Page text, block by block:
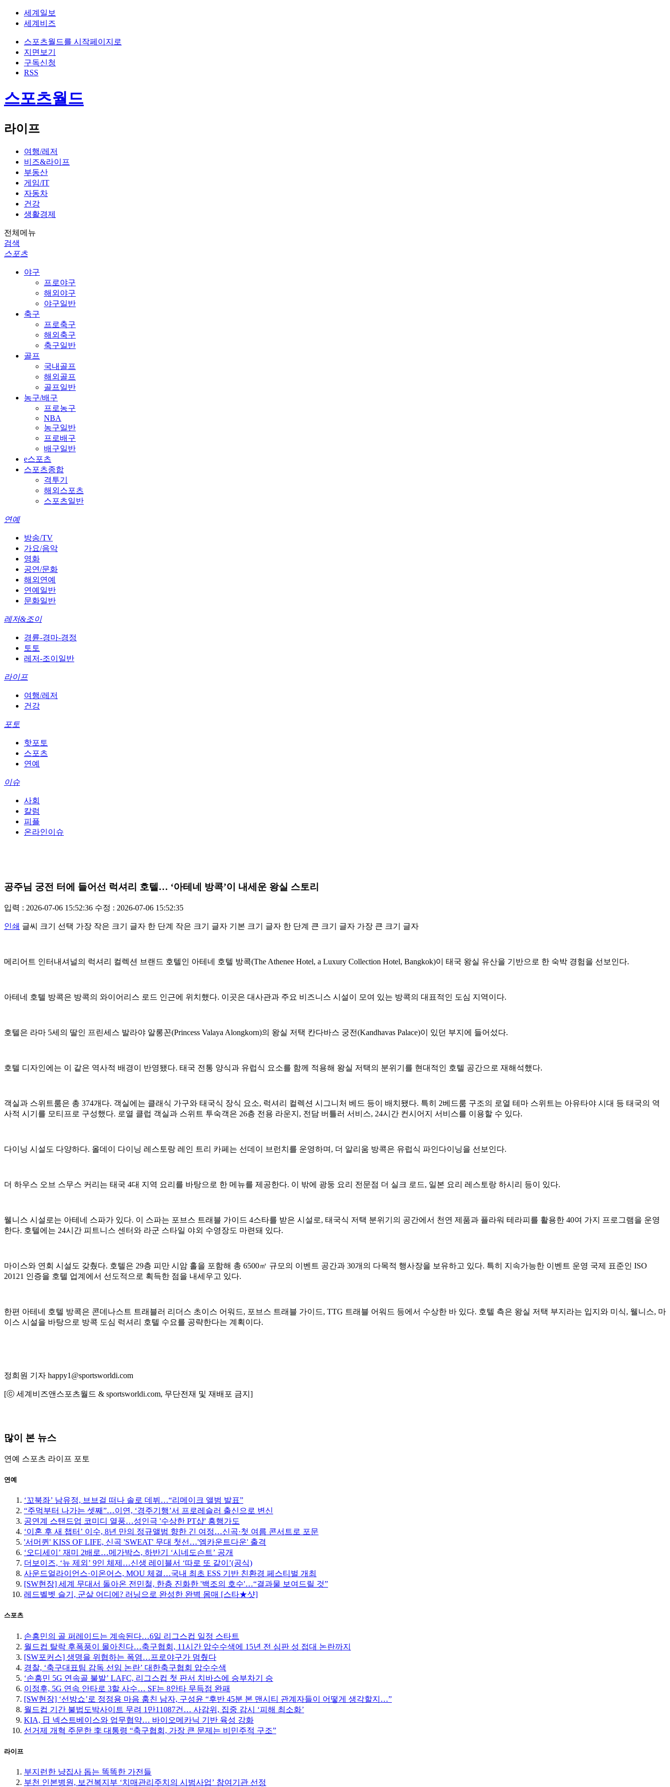
세계일보
세계비즈
스포츠월드를 시작페이지로
지면보기
구독신청
RSS
스포츠월드
라이프
여행/레저
비즈&라이프
부동산
게임/IT
자동차
건강
생활경제
전체메뉴
검색
스포츠
야구
프로야구
해외야구
야구일반
축구
프로축구
해외축구
축구일반
골프
국내골프
해외골프
골프일반
농구/배구
프로농구
NBA
농구일반
프로배구
배구일반
e스포츠
스포츠종합
격투기
해외스포츠
스포츠일반
연예
방송/TV
가요/음악
영화
공연/문화
해외연예
연예일반
문화일반
레저&조이
경륜-경마-경정
토토
레저-조이일반
라이프
여행/레저
건강
포토
핫포토
스포츠
연예
이슈
사회
칼럼
피플
온라인이슈
공주님 궁전 터에 들어선 럭셔리 호텔… ‘아테네 방콕’이 내세운 왕실 스토리
입력 : 2026-07-06 15:52:36 수정 : 2026-07-06 15:52:35
인쇄 글씨 크기 선택 가장 작은 크기 글자 한 단계 작은 크기 글자 기본 크기 글자 한 단계 큰 크기 글자 가장 큰 크기 글자
메리어트 인터내셔널의 럭셔리 컬렉션 브랜드 호텔인 아테네 호텔 방콕(The Athenee Hotel, a Luxury Collection Hotel, Bangkok)이 태국 왕실 유산을 기반으로 한 숙박 경험을 선보인다.
아테네 호텔 방콕은 방콕의 와이어리스 로드 인근에 위치했다. 이곳은 대사관과 주요 비즈니스 시설이 모여 있는 방콕의 대표적인 도심 지역이다.
호텔은 라마 5세의 딸인 프린세스 발라야 알롱꼰(Princess Valaya Alongkorn)의 왕실 저택 칸다바스 궁전(Kandhavas Palace)이 있던 부지에 들어섰다.
호텔 디자인에는 이 같은 역사적 배경이 반영됐다. 태국 전통 양식과 유럽식 요소를 함께 적용해 왕실 저택의 분위기를 현대적인 호텔 공간으로 재해석했다.
객실과 스위트룸은 총 374개다. 객실에는 클래식 가구와 태국식 장식 요소, 럭셔리 컬렉션 시그니처 베드 등이 배치됐다. 특히 2베드룸 구조의 로열 테마 스위트는 아유타야 시대 등 태국의 역
사적 시기를 모티프로 구성했다. 로열 클럽 객실과 스위트 투숙객은 26층 전용 라운지, 전담 버틀러 서비스, 24시간 컨시어지 서비스를 이용할 수 있다.
다이닝 시설도 다양하다. 올데이 다이닝 레스토랑 레인 트리 카페는 선데이 브런치를 운영하며, 더 알리움 방콕은 유럽식 파인다이닝을 선보인다.
더 하우스 오브 스무스 커리는 태국 4대 지역 요리를 바탕으로 한 메뉴를 제공한다. 이 밖에 광둥 요리 전문점 더 실크 로드, 일본 요리 레스토랑 하시리 등이 있다.
웰니스 시설로는 아테네 스파가 있다. 이 스파는 포브스 트래블 가이드 4스타를 받은 시설로, 태국식 저택 분위기의 공간에서 천연 제품과 플라워 테라피를 활용한 40여 가지 프로그램을 운영
한다. 호텔에는 24시간 피트니스 센터와 라군 스타일 야외 수영장도 마련돼 있다.
마이스와 연회 시설도 갖췄다. 호텔은 29층 피만 시암 홀을 포함해 총 6500㎡ 규모의 이벤트 공간과 30개의 다목적 행사장을 보유하고 있다. 특히 지속가능한 이벤트 운영 국제 표준인 ISO
20121 인증을 호텔 업계에서 선도적으로 획득한 점을 내세우고 있다.
한편 아테네 호텔 방콕은 콘데나스트 트래블러 리더스 초이스 어워드, 포브스 트래블 가이드, TTG 트래블 어워드 등에서 수상한 바 있다. 호텔 측은 왕실 저택 부지라는 입지와 미식, 웰니스, 마
이스 시설을 바탕으로 방콕 도심 럭셔리 호텔 수요를 공략한다는 계획이다.
정희원 기자 happy1@sportsworldi.com
[ⓒ 세계비즈앤스포츠월드 & sportsworldi.com, 무단전재 및 재배포 금지]
많이 본 뉴스
연예 스포츠 라이프 포토
연예
‘꼬북좌’ 남유정, 브브걸 떠나 솔로 데뷔…“리메이크 앨범 발표”
“주먹부터 나가는 셋째”…이연, ‘경주기행’서 프로레슬러 출신으로 변신
공연계 스탠드업 코미디 열풍…성인극 '수상한 PT샵' 흥행가도
‘이혼 후 새 챕터’ 이수, 8년 만의 정규앨범 향한 긴 여정…신곡·첫 여름 콘서트로 포문
'서머퀸' KISS OF LIFE, 신곡 'SWEAT' 무대 첫선…'엠카운트다운' 출격
‘오디세이’ 재미 2배로…메가박스, 하반기 ‘시네도슨트’ 공개
더보이즈, ‘뉴 제외’ 9인 체제…신생 레이블서 ‘따로 또 같이’(공식)
사운드얼라이언스·이온어스, MOU 체결…국내 최초 ESS 기반 친환경 페스티벌 개최
[SW현장] 세계 무대서 돌아온 전민철, 한층 진화한 '백조의 호수'…“결과물 보여드릴 것”
레드벨벳 슬기, 군살 어디에? 러닝으로 완성한 완벽 몸매 [스타★샷]
스포츠
손흥민의 골 퍼레이드는 계속된다…6일 리그스컵 일정 스타트
월드컵 탈락 후폭풍이 몰아친다…축구협회, 11시간 압수수색에 15년 전 심판 성 접대 논란까지
[SW포커스] 생명을 위협하는 폭염…프로야구가 멈췄다
경찰, ‘축구대표팀 감독 선임 논란’ 대한축구협회 압수수색
‘손흥민 5G 연속골 불발’ LAFC, 리그스컵 첫 판서 치바스에 승부차기 승
이정후, 5G 연속 안타로 3할 사수… SF는 8안타 무득점 완패
[SW현장] ‘선방쇼’로 정정용 마음 훔친 남자, 구성윤 “후반 45분 본 맨시티 관계자들이 어떻게 생각할지…”
월드컵 기간 불법도박사이트 무려 1만11087건… 사감위, 집중 감시 ‘피해 최소화’
KIA, 日 넥스트베이스와 업무협약… 바이오메카닉 기반 육성 강화
선거제 개혁 주문한 李 대통령 “축구협회, 가장 큰 문제는 비민주적 구조”
라이프
부지런한 냥집사 돕는 똑똑한 가전들
부천 인본병원, 보건복지부 ‘치매관리주치의 시범사업’ 참여기관 선정